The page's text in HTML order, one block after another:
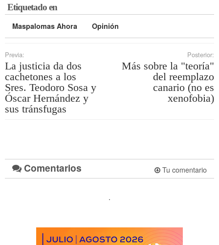
Etiquetado en
Maspalomas Ahora Opinión
Previa:
La justicia da dos
cachetones a los
Sres. Teodoro Sosa y
Óscar Hernández y
sus tránsfugas
Posterior:
Más sobre la "teoría"
del reemplazo
canario (no es
xenofobia)
Comentarios Tu comentario
.